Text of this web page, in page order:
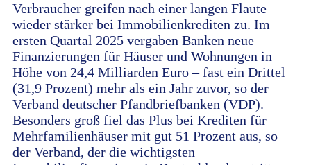
Verbraucher greifen nach einer langen Flaute
wieder stärker bei Immobilienkrediten zu. Im
ersten Quartal 2025 vergaben Banken neue
Finanzierungen für Häuser und Wohnungen in
Höhe von 24,4 Milliarden Euro – fast ein Drittel
(31,9 Prozent) mehr als ein Jahr zuvor, so der
Verband deutscher Pfandbriefbanken (VDP).
Besonders groß fiel das Plus bei Krediten für
Mehrfamilienhäuser mit gut 51 Prozent aus, so
der Verband, der die wichtigsten